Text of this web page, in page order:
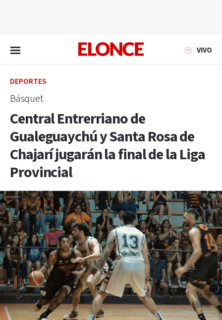
VIVO
DEPORTES
Básquet
Central Entrerriano de
Gualeguaychú y Santa Rosa de
Chajarí jugarán la final de la Liga
Provincial